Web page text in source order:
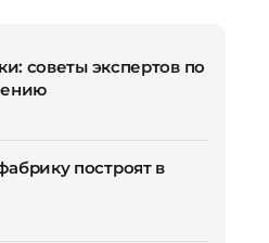
советы экспертов по
построят в